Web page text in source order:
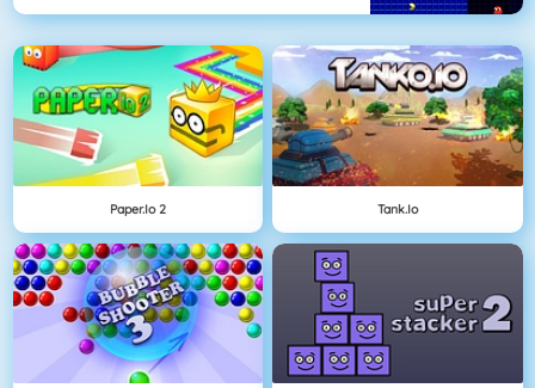
Paper.io 2 Tank.io